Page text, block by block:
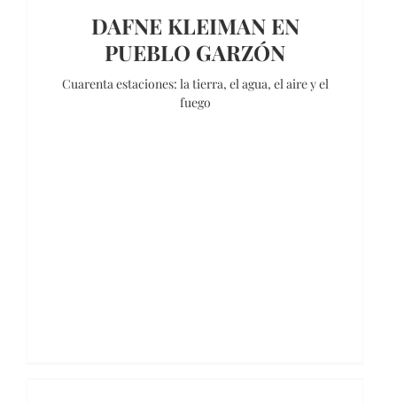
DAFNE KLEIMAN EN
PUEBLO GARZÓN
Cuarenta estaciones: la tierra, el agua, el aire y el
fuego